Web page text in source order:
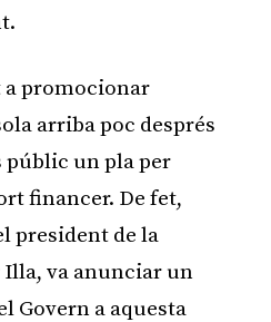
a promocionar
arriba poc després
públic un pla per
financer. De fet,
president de la
Illa, va anunciar un
Govern a aquesta